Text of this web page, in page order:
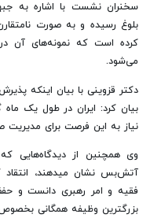
سخنران نشست با اشاره به
بلوغ رسیده و به صورت
کرده است که نمونه‌های آن
می‌شود.
دکتر قزوینی با بیان اینکه
بیان کرد: ایران در طول یک
نیاز به این فرصت برای
وی همچنین از دیدگاه‌هایی
آتش‌بس نشان میدهند، انتقاد
فقیه و امر رهبری دانست و
بزرگترین وظیفه همگانی